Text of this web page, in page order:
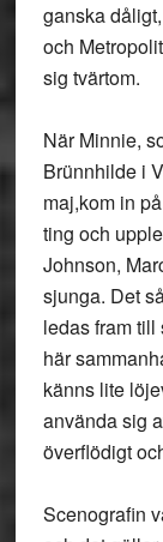
ganska
och
sig tvärtom.
När Minnie,
Brünnhilde i
maj,kom in
ting och
Johnson,
sjunga. Det
ledas fram
här
känns lite
använda sig
överflödigt
Scenografin